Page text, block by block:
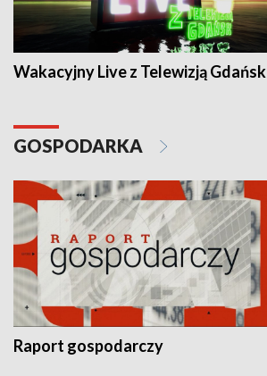
Wakacyjny Live z Telewizją Gdańsk
GOSPODARKA
Raport gospodarczy